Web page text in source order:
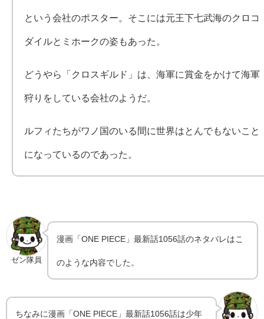
という会社のポスター。そこには元王下七武海のクロコ
ダイルとミホークの姿もあった。
どうやら「クロスギルド」は、海軍に賞金をかけて海軍
狩りをしている会社のようだ。
ルフィたちがワノ国のいる間に世界はとんでもないこと
になっているのであった。
ゼン隊員
漫画「ONE PIECE」最新話1056話のネタバレはこ
のような内容でした。
ちなみに漫画「ONE PIECE」最新話1056話は少年